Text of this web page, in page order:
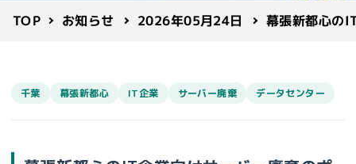
TOP お知らせ 2026年05月24日 幕張新都心の
千葉 幕張新都心 IT企業 サーバー廃棄 データセンター